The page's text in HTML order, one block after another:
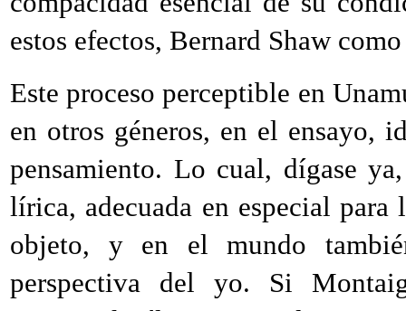
estos efectos, Bernard Shaw
Este proceso perceptible en
en otros géneros, en el ensayo,
pensamiento. Lo cual, dígase
lírica, adecuada en especial
objeto, y en el mundo
perspectiva del yo. Si